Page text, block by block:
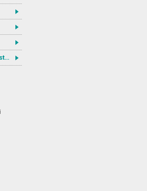
Kolekcja naukowa: Gastrotricha